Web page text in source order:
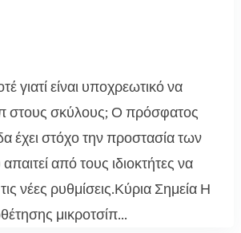
γιατί είναι υποχρεωτικό να
στους σκύλους; Ο πρόσφατος
έχει στόχο την προστασία των
από τους ιδιοκτήτες να
νέες ρυθμίσεις.Κύρια Σημεία Η
μικροτσίπ...